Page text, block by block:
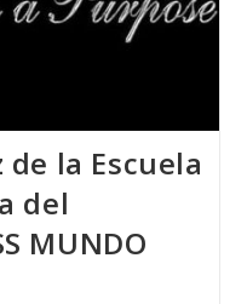
la Escuela
del
MUNDO